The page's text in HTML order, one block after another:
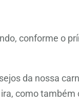
conforme o
da nossa
como também